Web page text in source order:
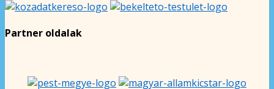
Partner oldalak